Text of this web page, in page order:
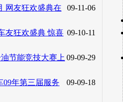
09-11-06
网友狂欢盛典在
09-10-11
友狂欢盛典 惊喜
09-09-29
节能竞技大赛上
09-09-18
09年第三届服务